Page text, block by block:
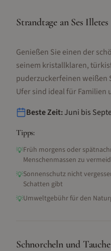
Strandtage an Ses Illetes
Genießen Sie einen der
seinem kristallklaren,
puderzuckerfeinen weißen
Ufer sind ideal für Familien
Beste Zeit:Juni bis
Tipps:
💡Früh morgens oder
Menschenmassen zu
💡Sonnenschutz nicht
Schatten gibt
💡Umweltgebühr für den
Schnorcheln und